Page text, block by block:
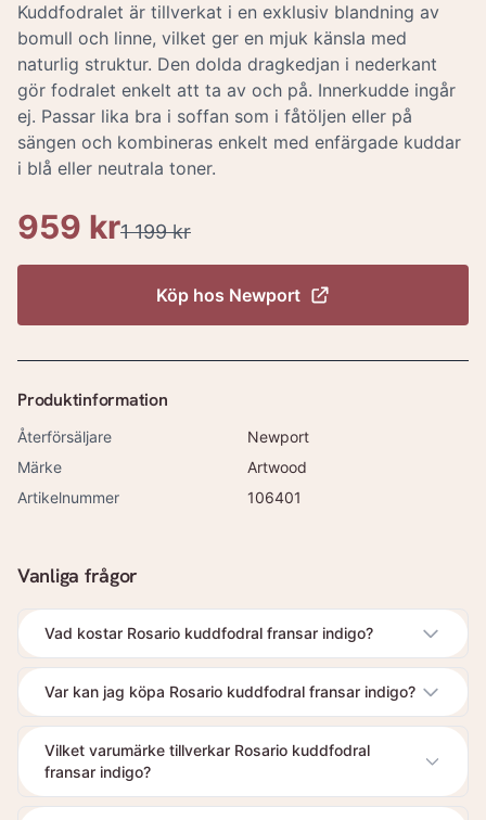
Kuddfodralet är tillverkat i en exklusiv blandning av
bomull och linne, vilket ger en mjuk känsla med
naturlig struktur. Den dolda dragkedjan i nederkant
gör fodralet enkelt att ta av och på. Innerkudde ingår
ej. Passar lika bra i soffan som i fåtöljen eller på
sängen och kombineras enkelt med enfärgade kuddar
i blå eller neutrala toner.
959 kr1 199 kr
Köp hos Newport
Produktinformation
Återförsäljare
Newport
Märke
Artwood
Artikelnummer
106401
Vanliga frågor
Vad kostar Rosario kuddfodral fransar indigo?
Var kan jag köpa Rosario kuddfodral fransar indigo?
Vilket varumärke tillverkar Rosario kuddfodral
fransar indigo?